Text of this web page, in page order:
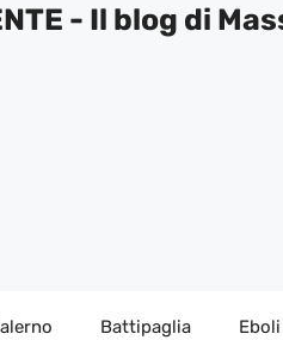
- Il blog di
Battipaglia Eboli